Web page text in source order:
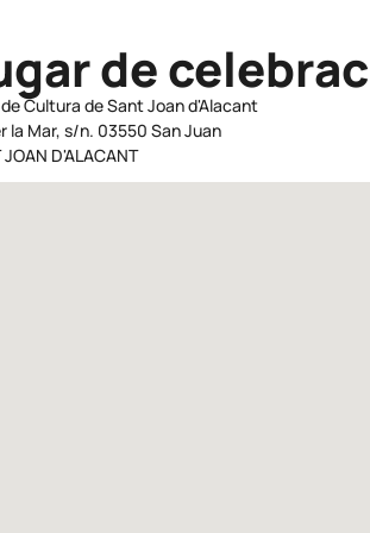
de
Cultura de Sant Joan d'Alacant
la Mar, s/n. 03550 San Juan
JOAN D'ALACANT